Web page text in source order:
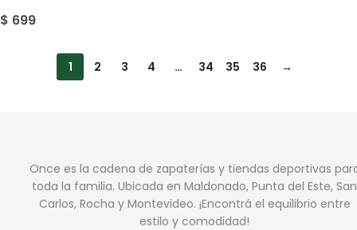
$ 699
1 2 3 4 … 34 35 36 →
Once es la cadena de zapaterías y tiendas deportivas
toda la familia. Ubicada en Maldonado, Punta del Este, San
Carlos, Rocha y Montevideo. ¡Encontrá el equilibrio entre
estilo y comodidad!